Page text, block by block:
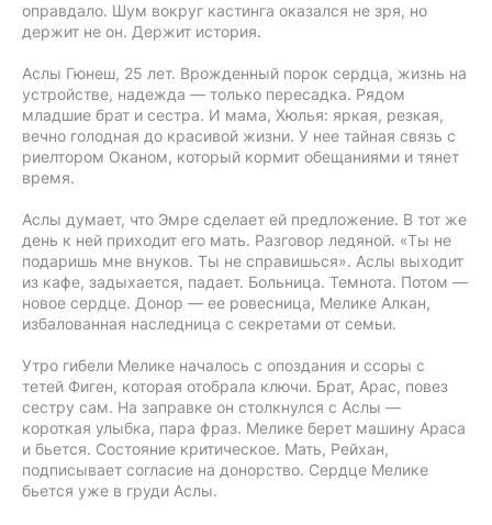
оправдало. Шум вокруг кастинга оказался не зря, но
держит не он. Держит история.
Аслы Гюнеш, 25 лет. Врожденный порок сердца, жизнь на
устройстве, надежда — только пересадка. Рядом
младшие брат и сестра. И мама, Хюлья: яркая, резкая,
вечно голодная до красивой жизни. У нее тайная связь с
риелтором Оканом, который кормит обещаниями и тянет
время.
Аслы думает, что Эмре сделает ей предложение. В тот же
день к ней приходит его мать. Разговор ледяной. «Ты не
подаришь мне внуков. Ты не справишься». Аслы выходит
из кафе, задыхается, падает. Больница. Темнота. Потом —
новое сердце. Донор — ее ровесница, Мелике Алкан,
избалованная наследница с секретами от семьи.
Утро гибели Мелике началось с опоздания и ссоры с
тетей Фиген, которая отобрала ключи. Брат, Арас, повез
сестру сам. На заправке он столкнулся с Аслы —
короткая улыбка, пара фраз. Мелике берет машину Араса
и бьется. Состояние критическое. Мать, Рейхан,
подписывает согласие на донорство. Сердце Мелике
бьется уже в груди Аслы.